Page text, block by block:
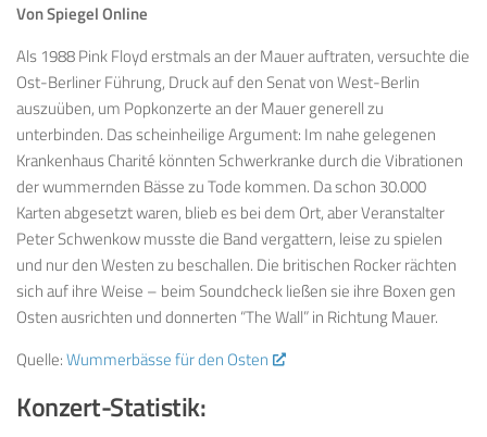
Von Spiegel Online
Als 1988 Pink Floyd erstmals an der Mauer auftraten, versuchte die
Ost-Berliner Führung, Druck auf den Senat von West-Berlin
auszuüben, um Popkonzerte an der Mauer generell zu
unterbinden. Das scheinheilige Argument: Im nahe gelegenen
Krankenhaus Charité könnten Schwerkranke durch die Vibrationen
der wummernden Bässe zu Tode kommen. Da schon 30.000
Karten abgesetzt waren, blieb es bei dem Ort, aber Veranstalter
Peter Schwenkow musste die Band vergattern, leise zu spielen
und nur den Westen zu beschallen. Die britischen Rocker rächten
sich auf ihre Weise – beim Soundcheck ließen sie ihre Boxen gen
Osten ausrichten und donnerten “The Wall” in Richtung Mauer.
Quelle:Wummerbässe für den Osten
Konzert-Statistik: